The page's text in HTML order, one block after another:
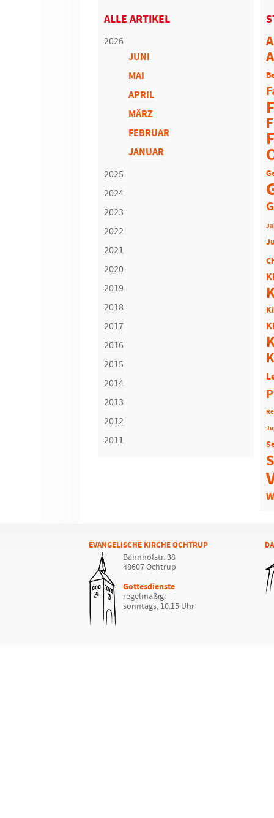
ALLE ARTIKEL
2026
JUNI
MAI
APRIL
MÄRZ
FEBRUAR
JANUAR
2025
2024
2023
2022
2021
2020
2019
2018
2017
2016
2015
2014
2013
2012
2011
EVANGELISCHE KIRCHE OCHTRUP
Bahnhofstr. 38
48607 Ochtrup
Gottesdienste
regelmäßig:
sonntags, 10.15 Uhr